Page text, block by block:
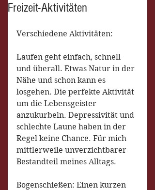
Freizeit-Aktivitäten
Verschiedene Aktivitäten:
Laufen geht einfach, schnell
und überall. Etwas Natur in der
Nähe und schon kann es
losgehen. Die perfekte Aktivität
um die Lebensgeister
anzukurbeln. Depressivität und
schlechte Laune haben in der
Regel keine Chance. Für mich
mittlerweile unverzichtbarer
Bestandteil meines Alltags.
Bogenschießen: Einen kurzen